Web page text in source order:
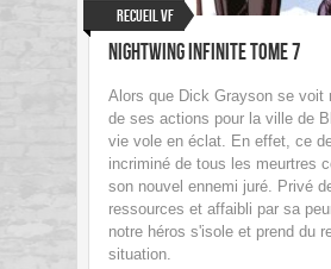
Recueil VF
Nightwing Infinite tome 7
Alors que Dick Grayson se voit
de ses actions pour la ville de
vie vole en éclat. En effet, ce
incriminé de tous les meurtres
son nouvel ennemi juré. Privé
ressources et affaibli par sa
notre héros s'isole et prend du
situation.